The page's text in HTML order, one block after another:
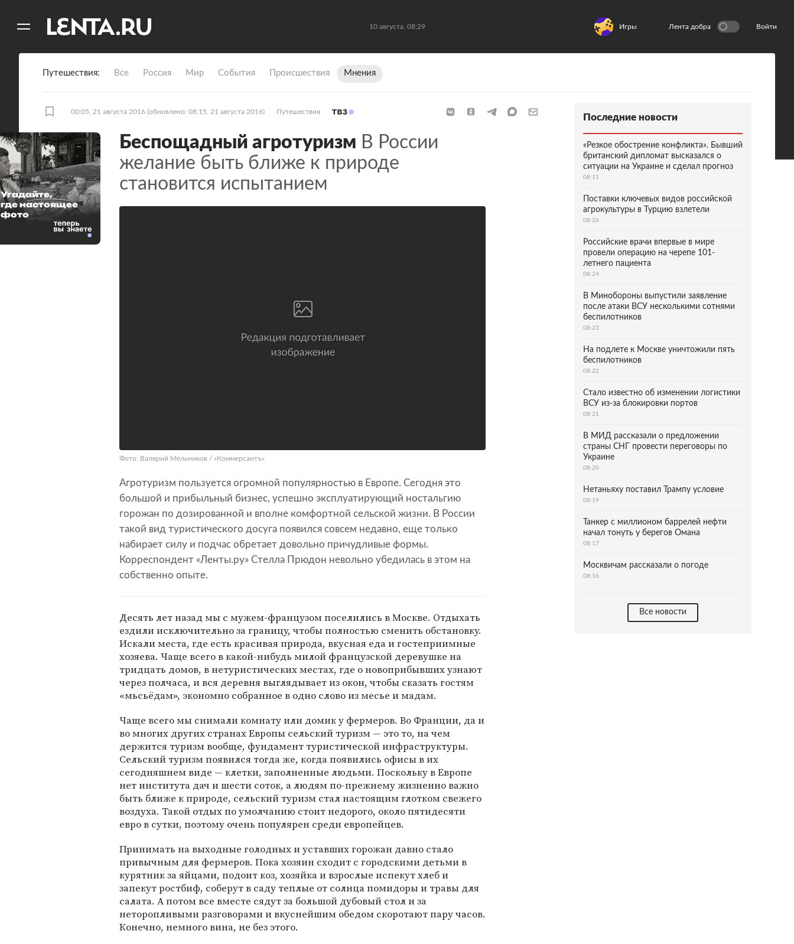
10 августа, 08:29 Игры Лента добра Войти
Путешествия Все Россия Мир События Происшествия Мнения
00:05, 21 августа 2016 (обновлено: 08:15, 21 августа 2016) Путешествия
Беспощадный агротуризм В России
желание быть ближе к природе
становится испытанием
Фото: Валерий Мельников / «Коммерсантъ»
Агротуризм пользуется огромной популярностью в Европе. Сегодня это
большой и прибыльный бизнес, успешно эксплуатирующий ностальгию
горожан по дозированной и вполне комфортной сельской жизни. В России
такой вид туристического досуга появился совсем недавно, еще только
набирает силу и подчас обретает довольно причудливые формы.
Корреспондент «Ленты.ру» Стелла Прюдон невольно убедилась в этом на
собственно опыте.
Десять лет назад мы с мужем-французом поселились в Москве. Отдыхать
ездили исключительно за границу, чтобы полностью сменить обстановку.
Искали места, где есть красивая природа, вкусная еда и гостеприимные
хозяева. Чаще всего в какой-нибудь милой французской деревушке на
тридцать домов, в нетуристических местах, где о новоприбывших узнают
через полчаса, и вся деревня выглядывает из окон, чтобы сказать гостям
«мьсьёдам», экономно собранное в одно слово из месье и мадам.
Чаще всего мы снимали комнату или домик у фермеров. Во Франции, да и
во многих других странах Европы сельский туризм — это то, на чем
держится туризм вообще, фундамент туристической инфраструктуры.
Сельский туризм появился тогда же, когда появились офисы в их
сегодняшнем виде — клетки, заполненные людьми. Поскольку в Европе
нет института дач и шести соток, а людям по-прежнему жизненно важно
быть ближе к природе, сельский туризм стал настоящим глотком свежего
воздуха. Такой отдых по умолчанию стоит недорого, около пятидесяти
евро в сутки, поэтому очень популярен среди европейцев.
Принимать на выходные голодных и уставших горожан давно стало
привычным для фермеров. Пока хозяин сходит с городскими детьми в
курятник за яйцами, подоит коз, хозяйка и взрослые испекут хлеб и
запекут ростбиф, соберут в саду теплые от солнца помидоры и травы для
салата. А потом все вместе сядут за большой дубовый стол и за
неторопливыми разговорами и вкуснейшим обедом скоротают пару часов.
Конечно, немного вина, не без этого.
Угадайте,
где настоящее
фото
Последние новости
«Резкое обострение конфликта». Бывший
британский дипломат высказался о
ситуации на Украине и сделал прогноз
08:11
Поставки ключевых видов российской
агрокультуры в Турцию взлетели
08:26
Российские врачи впервые в мире
провели операцию на черепе 101-
летнего пациента
08:24
В Минобороны выпустили заявление
после атаки ВСУ несколькими сотнями
беспилотников
08:23
На подлете к Москве уничтожили пять
беспилотников
08:22
Стало известно об изменении логистики
ВСУ из-за блокировки портов
08:21
В МИД рассказали о предложении
страны СНГ провести переговоры по
Украине
08:20
Нетаньяху поставил Трампу условие
08:19
Танкер с миллионом баррелей нефти
начал тонуть у берегов Омана
08:17
Москвичам рассказали о погоде
08:16
Все новости